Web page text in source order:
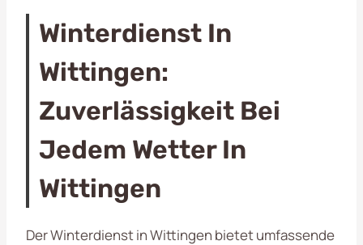
Winterdienst In
Wittingen:
Zuverlässigkeit Bei
Jedem Wetter In
Wittingen
Der Winterdienst in Wittingen bietet umfassende